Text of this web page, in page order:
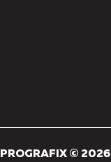
PROGRAFIX © 2026